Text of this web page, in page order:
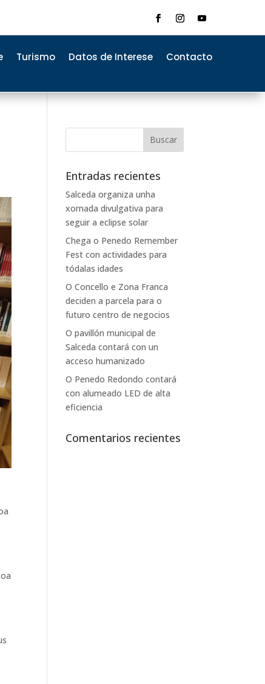
Turismo Datos de Interese Contacto
Entradas recientes
Salceda organiza unha
xornada divulgativa para
seguir a eclipse solar
Chega o Penedo Remember
Fest con actividades para
tódalas idades
O Concello e Zona Franca
deciden a parcela para o
futuro centro de negocios
O pavillón municipal de
Salceda contará con un
acceso humanizado
O Penedo Redondo contará
con alumeado LED de alta
eficiencia
Comentarios recientes